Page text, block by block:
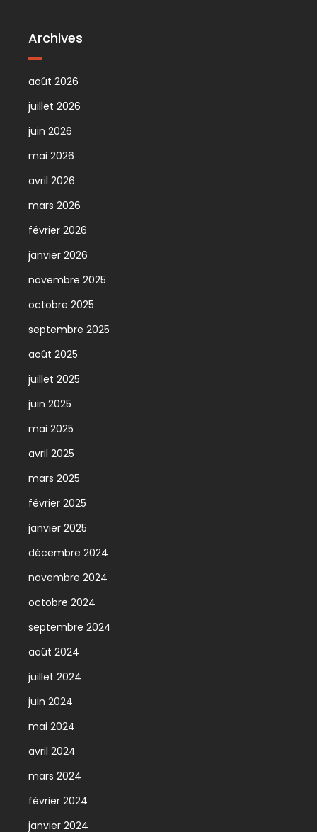
Archives
août 2026
juillet 2026
juin 2026
mai 2026
avril 2026
mars 2026
février 2026
janvier 2026
novembre 2025
octobre 2025
septembre 2025
août 2025
juillet 2025
juin 2025
mai 2025
avril 2025
mars 2025
février 2025
janvier 2025
décembre 2024
novembre 2024
octobre 2024
septembre 2024
août 2024
juillet 2024
juin 2024
mai 2024
avril 2024
mars 2024
février 2024
janvier 2024